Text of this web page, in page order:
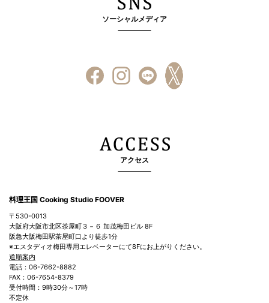
ソーシャルメディア
アクセス
料理王国 Cooking Studio FOOVER
〒530-0013
大阪府大阪市北区茶屋町３－６ 加茂梅田ビル 8F
阪急大阪梅田駅茶屋町口より徒歩1分
※エスタディオ梅田専用エレベーターにて8Fにお上がりください。
道順案内
電話：06-7662-8882
FAX：06-7654-8379
受付時間：9時30分～17時
不定休